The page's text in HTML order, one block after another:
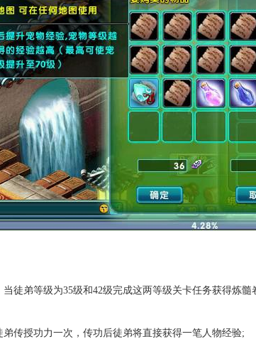
当徒弟等级为35级和42级完成这两等级关卡任务获得炼
传授功力一次，传功后徒弟将直接获得一笔人物经验;